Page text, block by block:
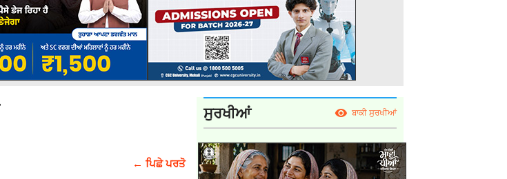
← ਪਿਛੇ ਪਰਤੋ
ਸੁਰਖੀਆਂ ਬਾਕੀ ਸੁਰਖੀਆਂ